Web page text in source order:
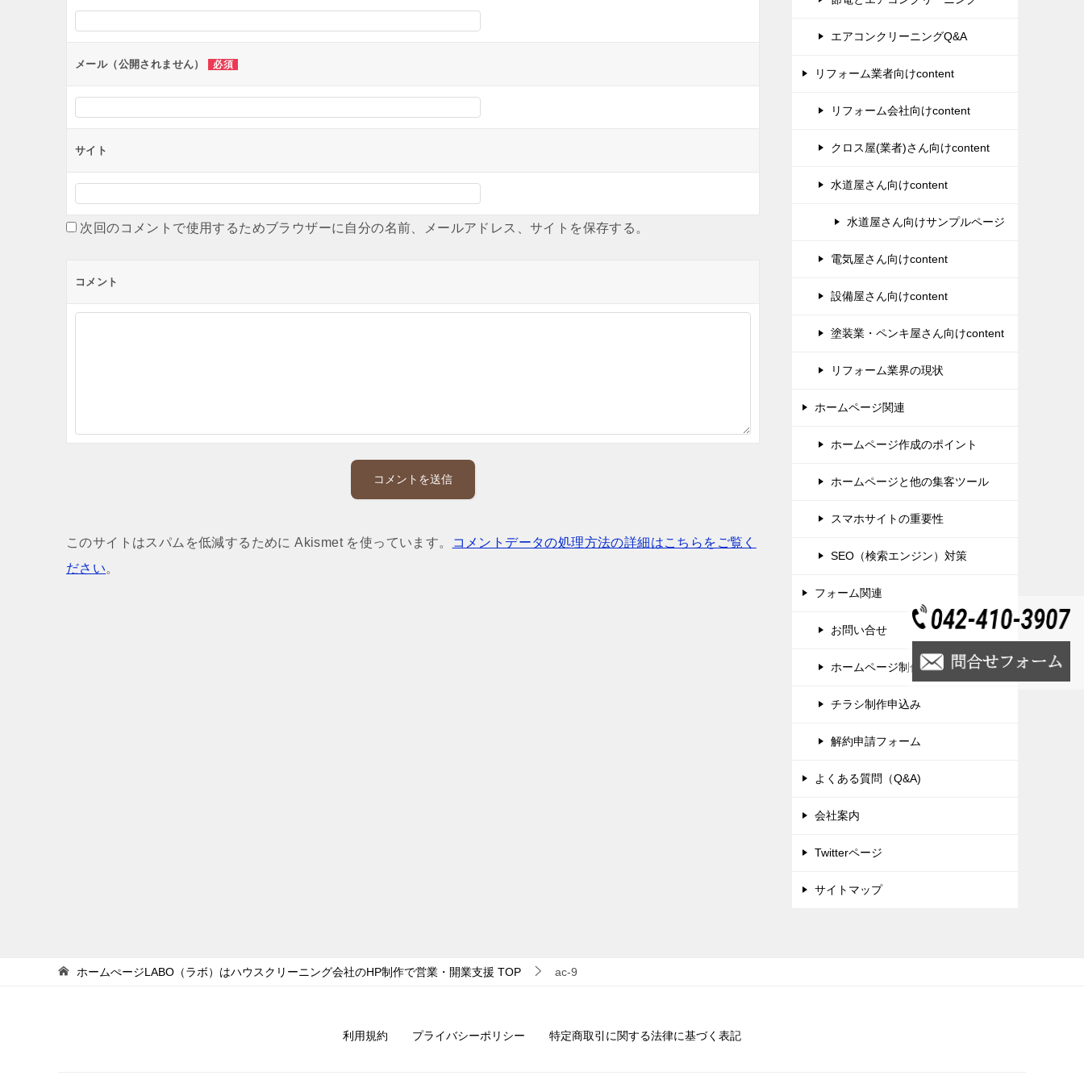
ョ
ンメール（公開されません） 必須
サイト
次回のコメントで使用するためブラウザーに自分の名前、メールアドレス、サイトを保存する。
コメント
このサイトはスパムを低減するために Akismet を使っています。
コメントデータの処理方法の詳細はこちらをご覧く
ださい。
エアコンクリーニングQ&A
リフォーム業者向けcontent
リフォーム会社向けcontent
クロス屋(業者)さん向けcontent
水道屋さん向けcontent
水道屋さん向けサンプルページ
電気屋さん向けcontent
設備屋さん向けcontent
塗装業・ペンキ屋さん向けcontent
リフォーム業界の現状
ホームページ関連
ホームページ作成のポイント
ホームページと他の集客ツール
スマホサイトの重要性
SEO（検索エンジン）対策
フォーム関連
お問い合せ
ホームページ制作申込み
チラシ制作申込み
解約申請フォーム
よくある質問（Q&A)
会社案内
Twitterページ
サイトマップ
ホームぺージLABO（ラボ）はハウスクリーニング会社のHP制作で営業・開業支援 TOP ac-9
利用規約 プライバシーポリシー 特定商取引に関する法律に基づく表記